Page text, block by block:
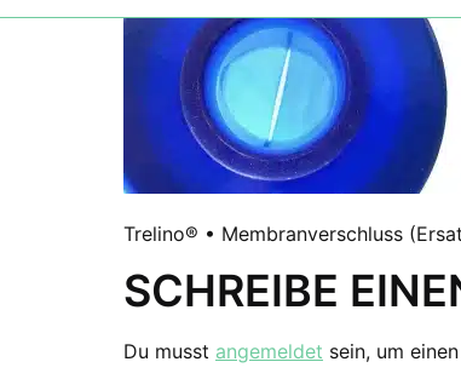
Trelino® • Membranverschluss
SCHREIBE
Du musst angemeldet sein, um